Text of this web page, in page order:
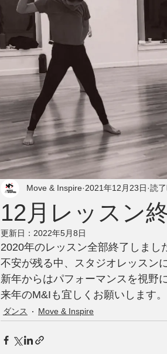
12月レッスン
Move & Inspire 2021年12月23日 読
更新日： 2022年5月8日
2020年のレッスン全部終了しまし
不安が残る中、スタジオレッスン
新年からはパフォーマンスを視野
来年のM&Iも宜しくお願いします。
ダンス Move & Inspire